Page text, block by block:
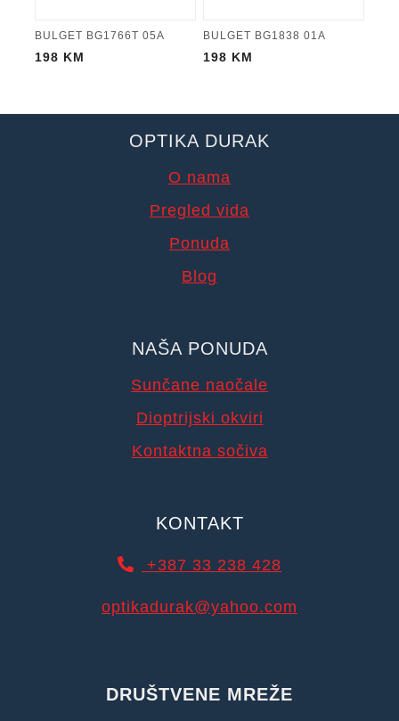
BULGET BG1766T 05A
198 KM
BULGET BG1838 01A
198 KM
OPTIKA DURAK
O nama
Pregled vida
Ponuda
Blog
NAŠA PONUDA
Sunčane naočale
Dioptrijski okviri
Kontaktna sočiva
KONTAKT
+387 33 238 428
optikadurak@yahoo.com
DRUŠTVENE MREŽE